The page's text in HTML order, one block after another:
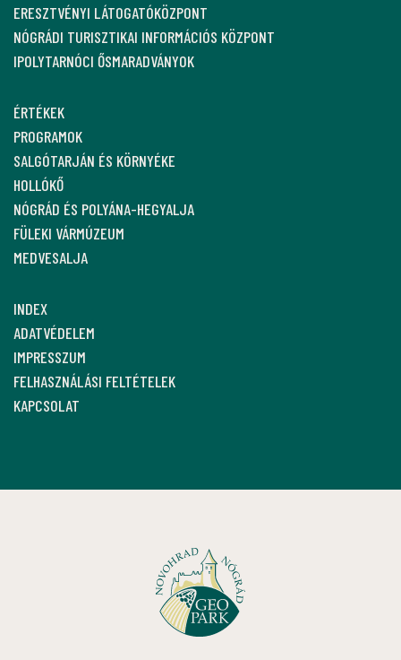
ERESZTVÉNYI LÁTOGATÓKÖZPONT
NÓGRÁDI TURISZTIKAI INFORMÁCIÓS KÖZPONT
IPOLYTARNÓCI ŐSMARADVÁNYOK
ÉRTÉKEK
PROGRAMOK
SALGÓTARJÁN ÉS KÖRNYÉKE
HOLLÓKŐ
NÓGRÁD ÉS POLYÁNA-HEGYALJA
FÜLEKI VÁRMÚZEUM
MEDVESALJA
INDEX
ADATVÉDELEM
IMPRESSZUM
FELHASZNÁLÁSI FELTÉTELEK
KAPCSOLAT